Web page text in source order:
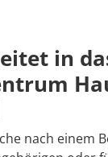
in
nach einem